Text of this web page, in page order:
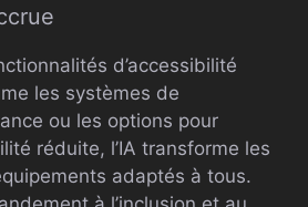
d’accessibilité
les systèmes de
ou les options pour
réduite, l’IA transforme les
adaptés à tous.